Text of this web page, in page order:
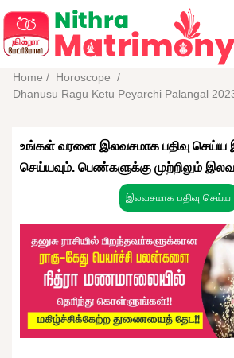
Home / Horoscope /
Dhanusu Ragu Ketu Peyarchi Palangal
உங்கள் வரனை இலவசமாக பதிவு செய்ய
செய்யவும். பெண்களுக்கு முற்றிலும்
இலவசமாக பதிவு செய்ய